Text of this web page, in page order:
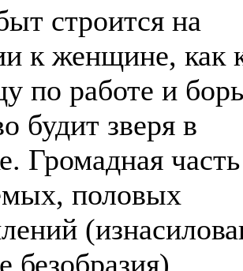
строится на
к женщине, как
по работе и
будит зверя в
Громадная
половых
безобразия)